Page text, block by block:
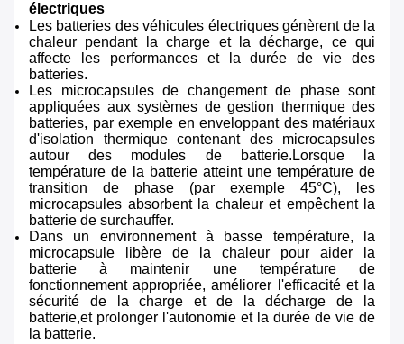
électriques
Les batteries des véhicules électriques génèrent de la
chaleur pendant la charge et la décharge, ce qui
affecte les performances et la durée de vie des
batteries.
Les microcapsules de changement de phase sont
appliquées aux systèmes de gestion thermique des
batteries, par exemple en enveloppant des matériaux
d'isolation thermique contenant des microcapsules
autour des modules de batterie.Lorsque la
température de la batterie atteint une température de
transition de phase (par exemple 45°C), les
microcapsules absorbent la chaleur et empêchent la
batterie de surchauffer.
Dans un environnement à basse température, la
microcapsule libère de la chaleur pour aider la
batterie à maintenir une température de
fonctionnement appropriée, améliorer l'efficacité et la
sécurité de la charge et de la décharge de la
batterie,et prolonger l'autonomie et la durée de vie de
la batterie.